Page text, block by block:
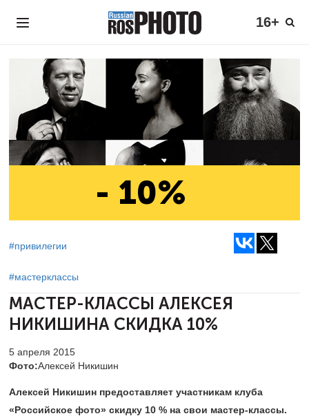
16+
- 10%
#привилегии
#мастерклассы
МАСТЕР-КЛАССЫ АЛЕКСЕЯ
НИКИШИНА СКИДКА 10%
5 апреля 2015
Фото:Алексей Никишин
Алексей Никишин предоставляет участникам клуба
«Российское фото» скидку 10 % на свои мастер-классы.